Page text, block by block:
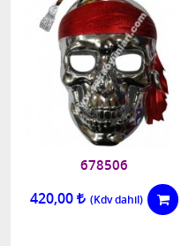
678506
420,00